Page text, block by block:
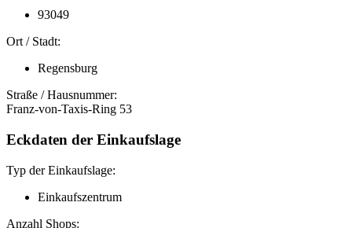
93049
Ort / Stadt:
Regensburg
Straße / Hausnummer:
Franz-von-Taxis-Ring 53
Eckdaten der Einkaufslage
Typ der Einkaufslage:
Einkaufszentrum
Anzahl Shops: